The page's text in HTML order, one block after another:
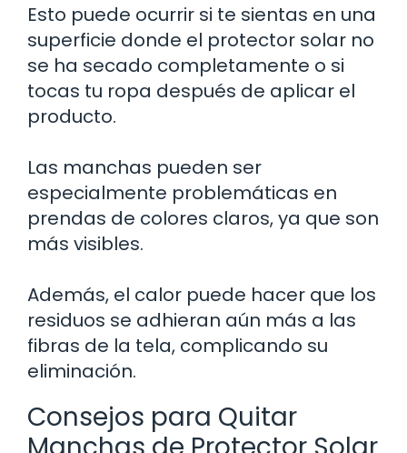
Esto puede ocurrir si te sientas en una
superficie donde el protector solar no
se ha secado completamente o si
tocas tu ropa después de aplicar el
producto.
Las manchas pueden ser
especialmente problemáticas en
prendas de colores claros, ya que son
más visibles.
Además, el calor puede hacer que los
residuos se adhieran aún más a las
fibras de la tela, complicando su
eliminación.
Consejos para Quitar